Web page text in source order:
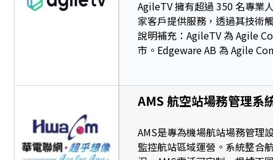
AgileTV 擁有超過 350 名專業
家客戶提供服務，透過其技術
說明補充：AgileTV 為 Agile
市。Edgeware AB 為 Agile
AMS 航空站場務管理系
AMS是專為機場航站場務管理
監控航站區域運營。系統整合